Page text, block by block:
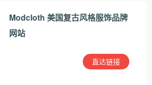
Modcloth 美国复古风格服饰品牌
网站
直达链接